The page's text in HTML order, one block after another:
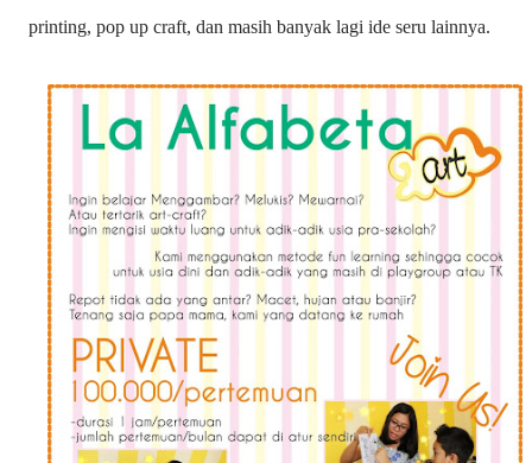
printing, pop up craft, dan masih banyak lagi ide seru lainnya.